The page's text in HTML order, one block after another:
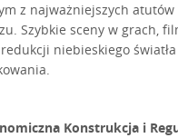
z najważniejszych
Szybkie sceny w grach,
niebieskiego
Konstrukcja i